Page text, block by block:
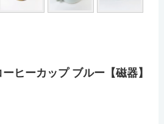
ヒーカップ ブルー【磁器】